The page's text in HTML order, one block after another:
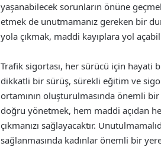
yaşanabilecek sorunların önüne
etmek de unutmamanız gereken bir
yola çıkmak, maddi kayıplara yol
Trafik sigortası, her sürücü için hayati
dikkatli bir sürüş, sürekli eğitim ve
ortamının oluşturulmasında önemli
doğru yönetmek, hem maddi açıdan
çıkmanızı sağlayacaktır.
sağlanmasında kadınlar önemli bir